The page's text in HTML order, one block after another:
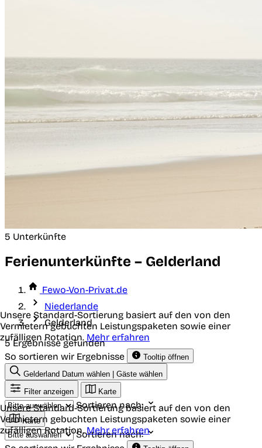
5 Unterkünfte
Ferienunterkünfte – Gelderland
Fewo-Von-Privat.de
Niederlande
Gelderland
5 Ergebnisse gefunden
So sortieren wir Ergebnisse
Tooltip öffnen
Unsere Standard-Sortierung basiert auf den von den
Vermietern gebuchten Leistungspaketen sowie einer
zufälligen Rotation. Mehr erfahren
Gelderland Datum wählen | Gäste wählen
Filter anzeigen
Karte
Sortieren nach:
Karte
Sortieren nach:
Unsere Standard-Sortierung basiert auf den von den
Vermietern gebuchten Leistungspaketen sowie einer
zufälligen Rotation.Mehr erfahren